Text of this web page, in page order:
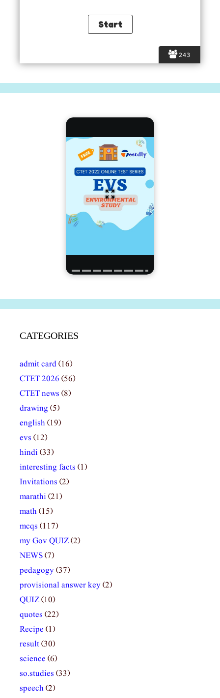
243
CATEGORIES
admit card(16)
CTET 2026 (56)
CTET news (8)
drawing (5)
english(19)
evs (12)
hindi(33)
interesting facts (1)
Invitations (2)
marathi(21)
math(15)
mcqs (117)
my Gov QUIZ(2)
NEWS(7)
pedagogy(37)
provisional answer key(2)
QUIZ(10)
quotes (22)
Recipe (1)
result(30)
science (6)
so.studies (33)
speech(2)